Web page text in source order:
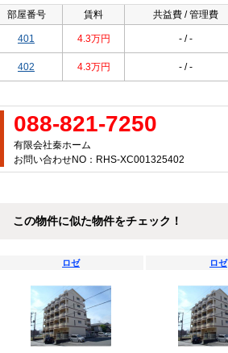
部屋番号 賃料 共益費 / 管理費
401 4.3万円 - / -
402 4.3万円 - / -
088-821-7250
有限会社秦ホーム
お問い合わせNO：RHS-XC001325402
この物件に似た物件をチェック！
ロゼ ロゼ